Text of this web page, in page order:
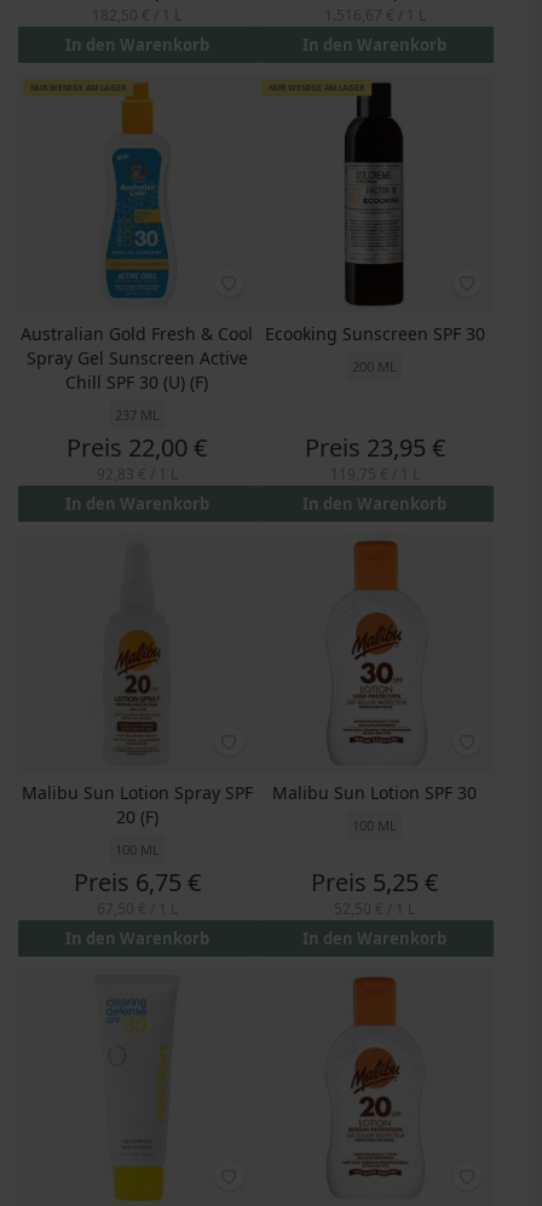
In den Warenkorb In den Warenkorb
NUR WENIGE AM LAGER
Australian Gold Fresh & Cool
Spray Gel Sunscreen Active
Chill SPF 30 (U) (F)
237 ML
Preis 22,00 €
In den Warenkorb
NUR WENIGE AM LAGER
Ecooking Sunscreen SPF 30
200 ML
Preis 23,95 €
In den Warenkorb
Malibu Sun Lotion Spray SPF
20 (F)
100 ML
Preis 6,75 €
In den Warenkorb
Malibu Sun Lotion SPF 30
100 ML
Preis 5,25 €
In den Warenkorb